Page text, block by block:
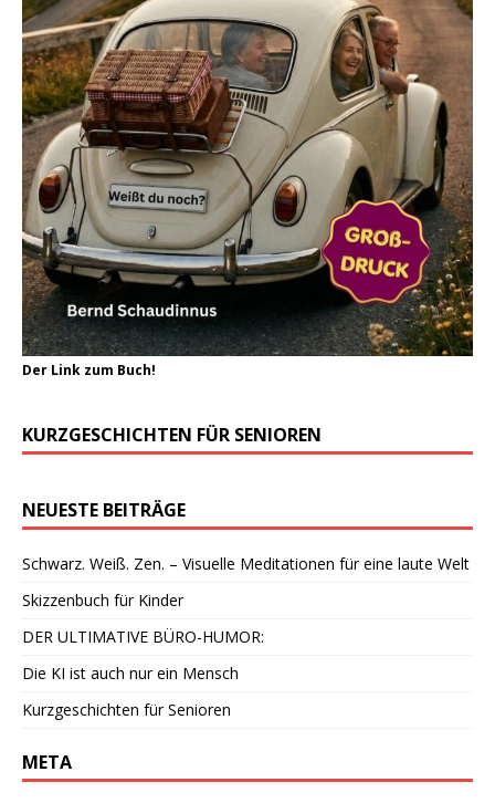
Der Link zum Buch!
KURZGESCHICHTEN FÜR SENIOREN
NEUESTE BEITRÄGE
Schwarz. Weiß. Zen. – Visuelle Meditationen für eine laute Welt
Skizzenbuch für Kinder
DER ULTIMATIVE BÜRO-HUMOR:
Die KI ist auch nur ein Mensch
Kurzgeschichten für Senioren
META